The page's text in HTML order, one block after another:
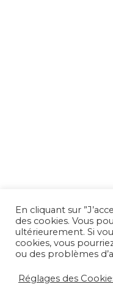
En cliquant sur
des cookies. Vous
ultérieurement. Si
cookies, vous
ou des problèmes
Réglages des